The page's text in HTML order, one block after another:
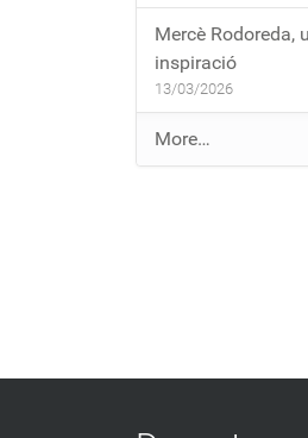
Mercè Rodoreda,
inspiració
13/03/2026
E
n
More…